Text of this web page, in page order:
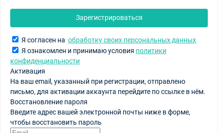
Зарегистрироваться
Я согласен на обработку своих персональных данных
Я ознакомлен и принимаю условия политики
конфиденциальности
Активация
На ваш email, указанный при регистрации, отправлено
письмо, для активации аккаунта перейдите по ссылке в нём.
Восстановление пароля
Введите адрес вашей электронной почты ниже в форме,
чтобы восстановить пароль